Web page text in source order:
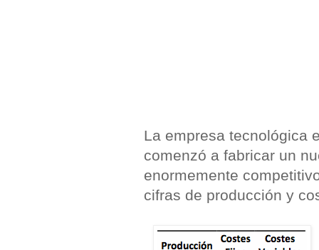
La empresa tecnológica
comenzó a fabricar un
enormemente
cifras de producción y